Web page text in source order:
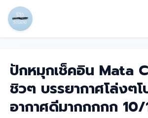
ปักหมุกเช็คอิน Mata
ชิวๆ บรรยากาศโล่งๆ
อากาศดีมากกกกก